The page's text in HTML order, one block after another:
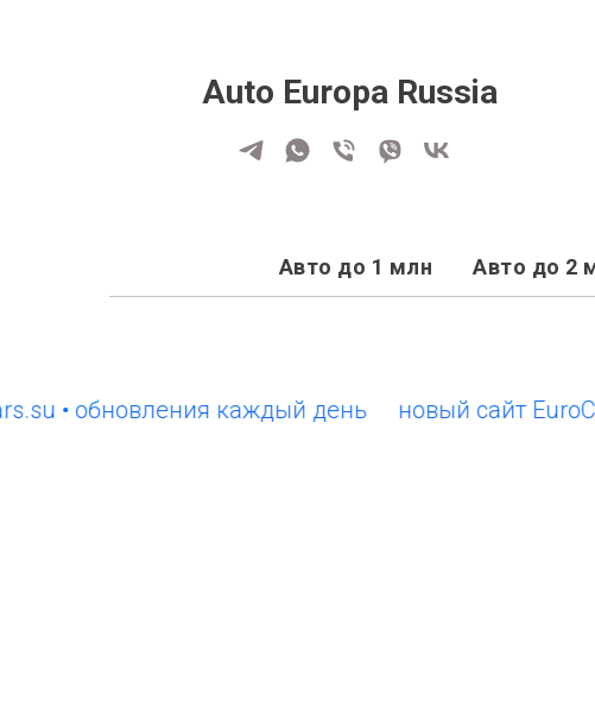
Auto Europa Russia
Авто до 1 млн Авто до 2
обновления каждый день новый сайт